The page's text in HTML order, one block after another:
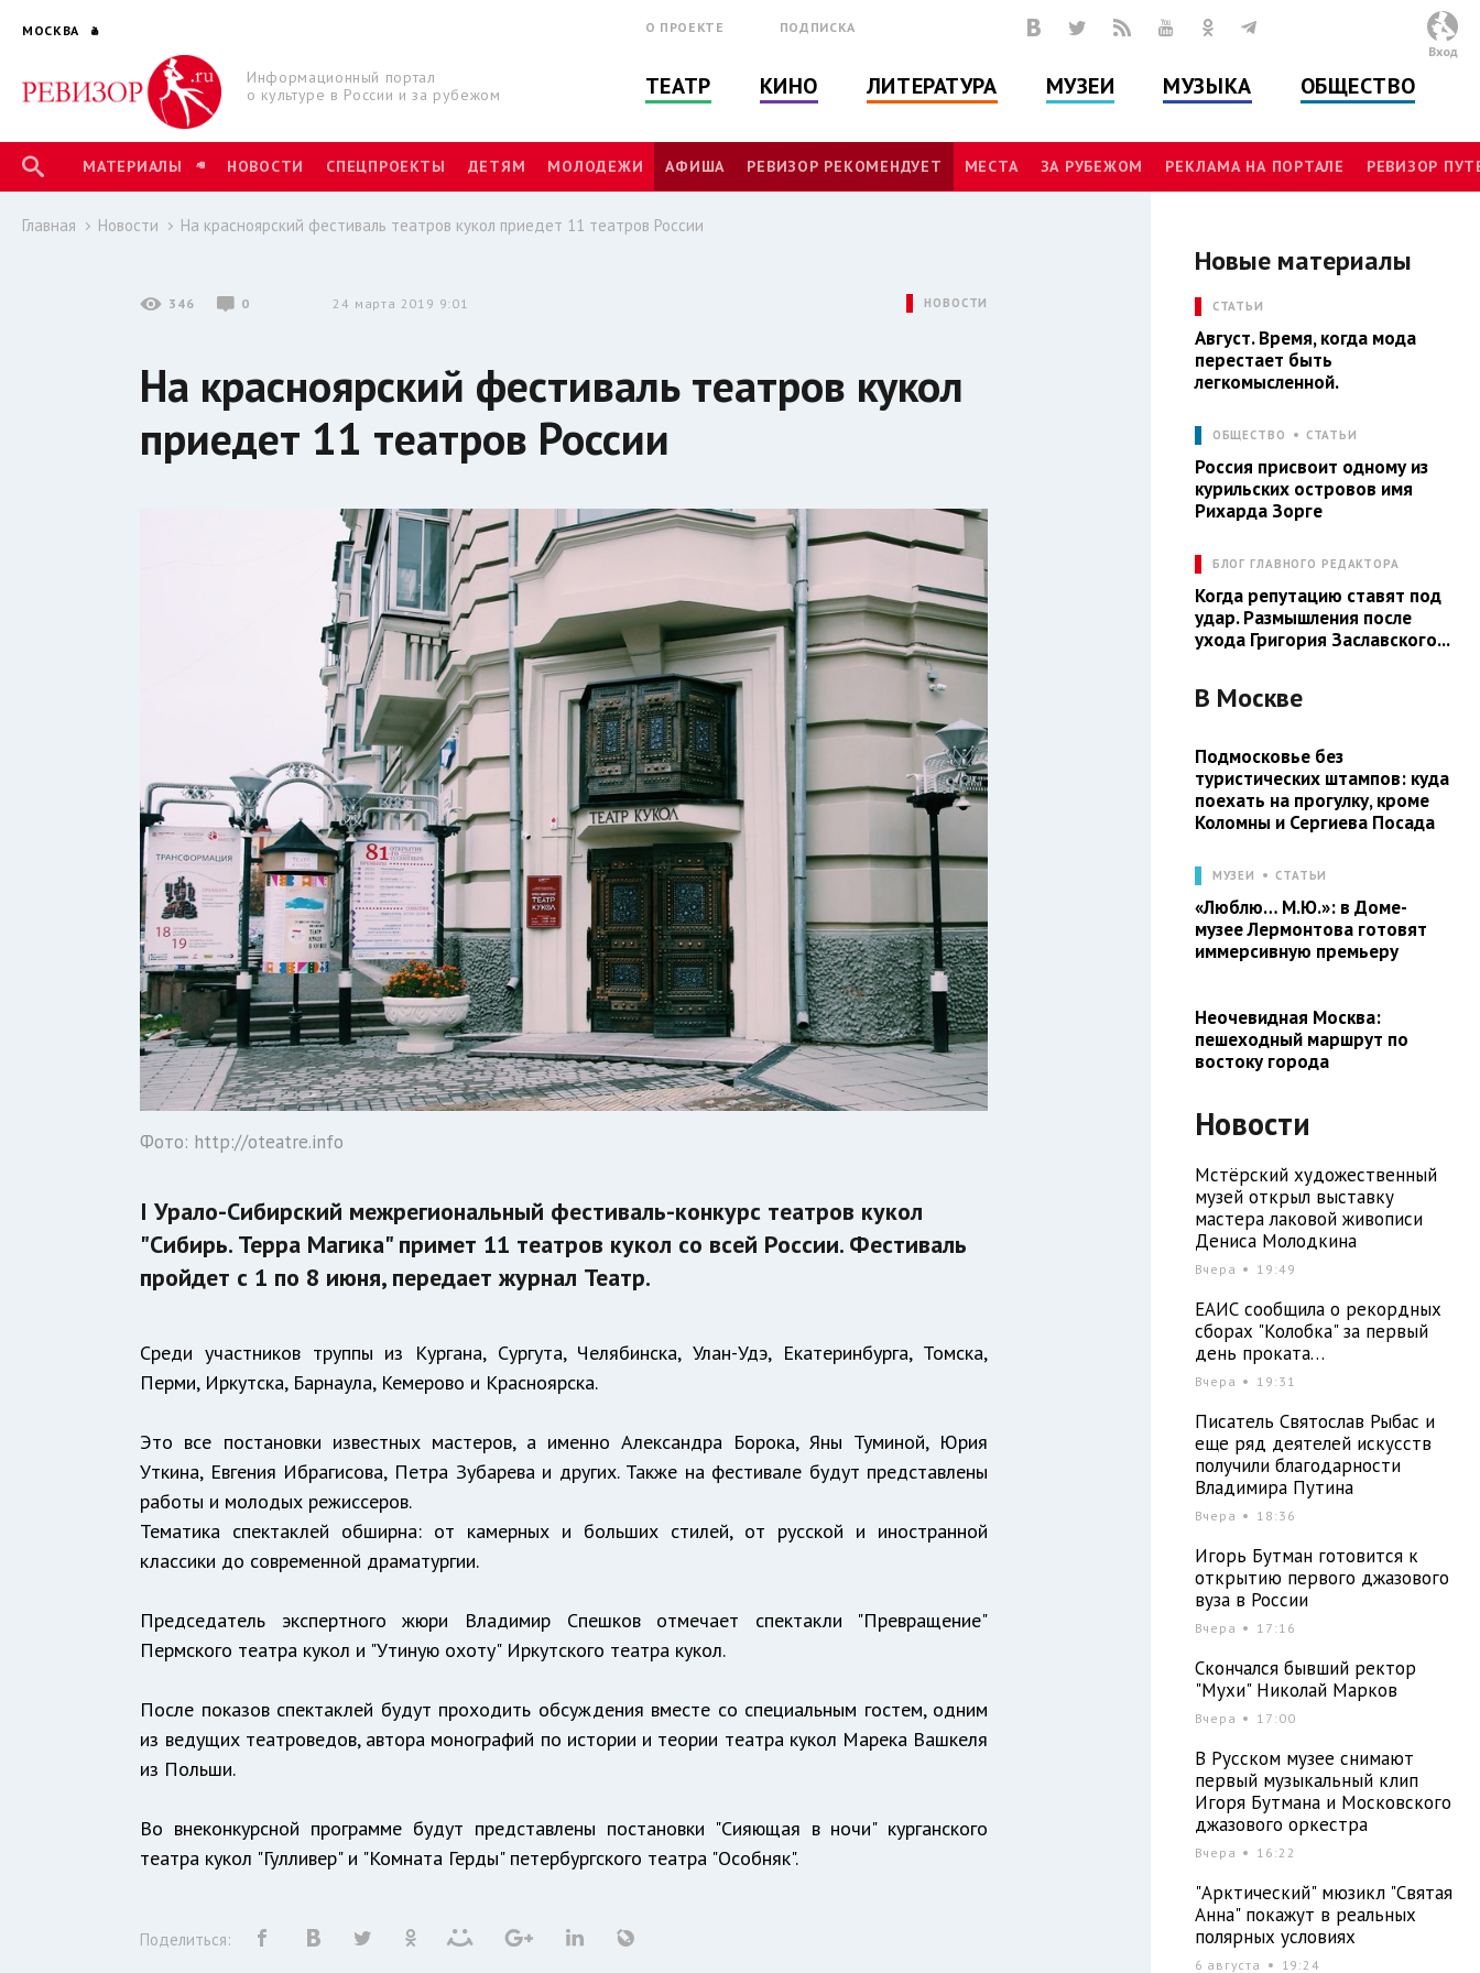
МОСКВА
Информационный портал
о культуре в России и за рубежом
О ПРОЕКТЕ ПОДПИСКА
ТЕАТР КИНО ЛИТЕРАТУРА МУЗЕИ МУЗЫКА ОБЩЕСТВО
Вход
МАТЕРИАЛЫ НОВОСТИ СПЕЦПРОЕКТЫ ДЕТЯМ МОЛОДЕЖИ АФИША РЕВИЗОР РЕКОМЕНДУЕТ МЕСТА ЗА РУБЕЖОМ РЕКЛАМА НА ПОРТАЛЕ РЕВИЗОР
Главная Новости На красноярский фестиваль театров кукол приедет 11 театров России
346 0 24 марта 2019 9:01 НОВОСТИ
На красноярский фестиваль театров кукол
приедет 11 театров России
Фото: http://oteatre.info
I Урало-Сибирский межрегиональный фестиваль-конкурс театров кукол
"Сибирь. Терра Магика" примет 11 театров кукол со всей России. Фестиваль
пройдет с 1 по 8 июня, передает журнал Театр.
Среди участников труппы из Кургана, Сургута, Челябинска, Улан-Удэ, Екатеринбурга, Томска,
Перми, Иркутска, Барнаула, Кемерово и Красноярска.
Это все постановки известных мастеров, а именно Александра Борока, Яны Туминой, Юрия
Уткина, Евгения Ибрагисова, Петра Зубарева и других. Также на фестивале будут представлены
работы и молодых режиссеров.
Тематика спектаклей обширна: от камерных и больших стилей, от русской и иностранной
классики до современной драматургии.
Председатель экспертного жюри Владимир Спешков отмечает спектакли "Превращение"
Пермского театра кукол и "Утиную охоту" Иркутского театра кукол.
После показов спектаклей будут проходить обсуждения вместе со специальным гостем, одним
из ведущих театроведов, автора монографий по истории и теории театра кукол Марека Вашкеля
из Польши.
Во внеконкурсной программе будут представлены постановки "Сияющая в ночи" курганского
театра кукол "Гулливер" и "Комната Герды" петербургского театра "Особняк".
Поделиться:
Новые материалы
СТАТЬИ
Август. Время, когда мода
перестает быть
легкомысленной.
ОБЩЕСТВО СТАТЬИ
Россия присвоит одному из
курильских островов имя
Рихарда Зорге
БЛОГ ГЛАВНОГО РЕДАКТОРА
Когда репутацию ставят под
удар. Размышления после
ухода Григория Заславского...
В Москве
Подмосковье без
туристических штампов: куда
поехать на прогулку, кроме
Коломны и Сергиева Посада
МУЗЕИ СТАТЬИ
«Люблю… М.Ю.»: в Доме-
музее Лермонтова готовят
иммерсивную премьеру
Неочевидная Москва:
пешеходный маршрут по
востоку города
Новости
Мстёрский художественный
музей открыл выставку
мастера лаковой живописи
Дениса Молодкина
Вчера 19:49
ЕАИС сообщила о рекордных
сборах "Колобка" за первый
день проката…
Вчера 19:31
Писатель Святослав Рыбас и
еще ряд деятелей искусств
получили благодарности
Владимира Путина
Вчера 18:36
Игорь Бутман готовится к
открытию первого джазового
вуза в России
Вчера 17:16
Скончался бывший ректор
"Мухи" Николай Марков
Вчера 17:00
В Русском музее снимают
первый музыкальный клип
Игоря Бутмана и Московского
джазового оркестра
Вчера 16:22
"Арктический" мюзикл "Святая
Анна" покажут в реальных
полярных условиях
6 августа 19:24